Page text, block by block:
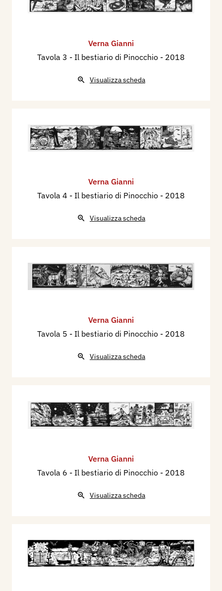
Verna Gianni
Tavola 3 - Il bestiario di Pinocchio - 2018
Visualizza scheda
Verna Gianni
Tavola 4 - Il bestiario di Pinocchio - 2018
Visualizza scheda
Verna Gianni
Tavola 5 - Il bestiario di Pinocchio - 2018
Visualizza scheda
Verna Gianni
Tavola 6 - Il bestiario di Pinocchio - 2018
Visualizza scheda